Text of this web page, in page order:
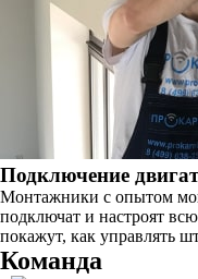
Подключение
Монтажники с опытом
подключат и настроят
покажут, как управлять
Команда